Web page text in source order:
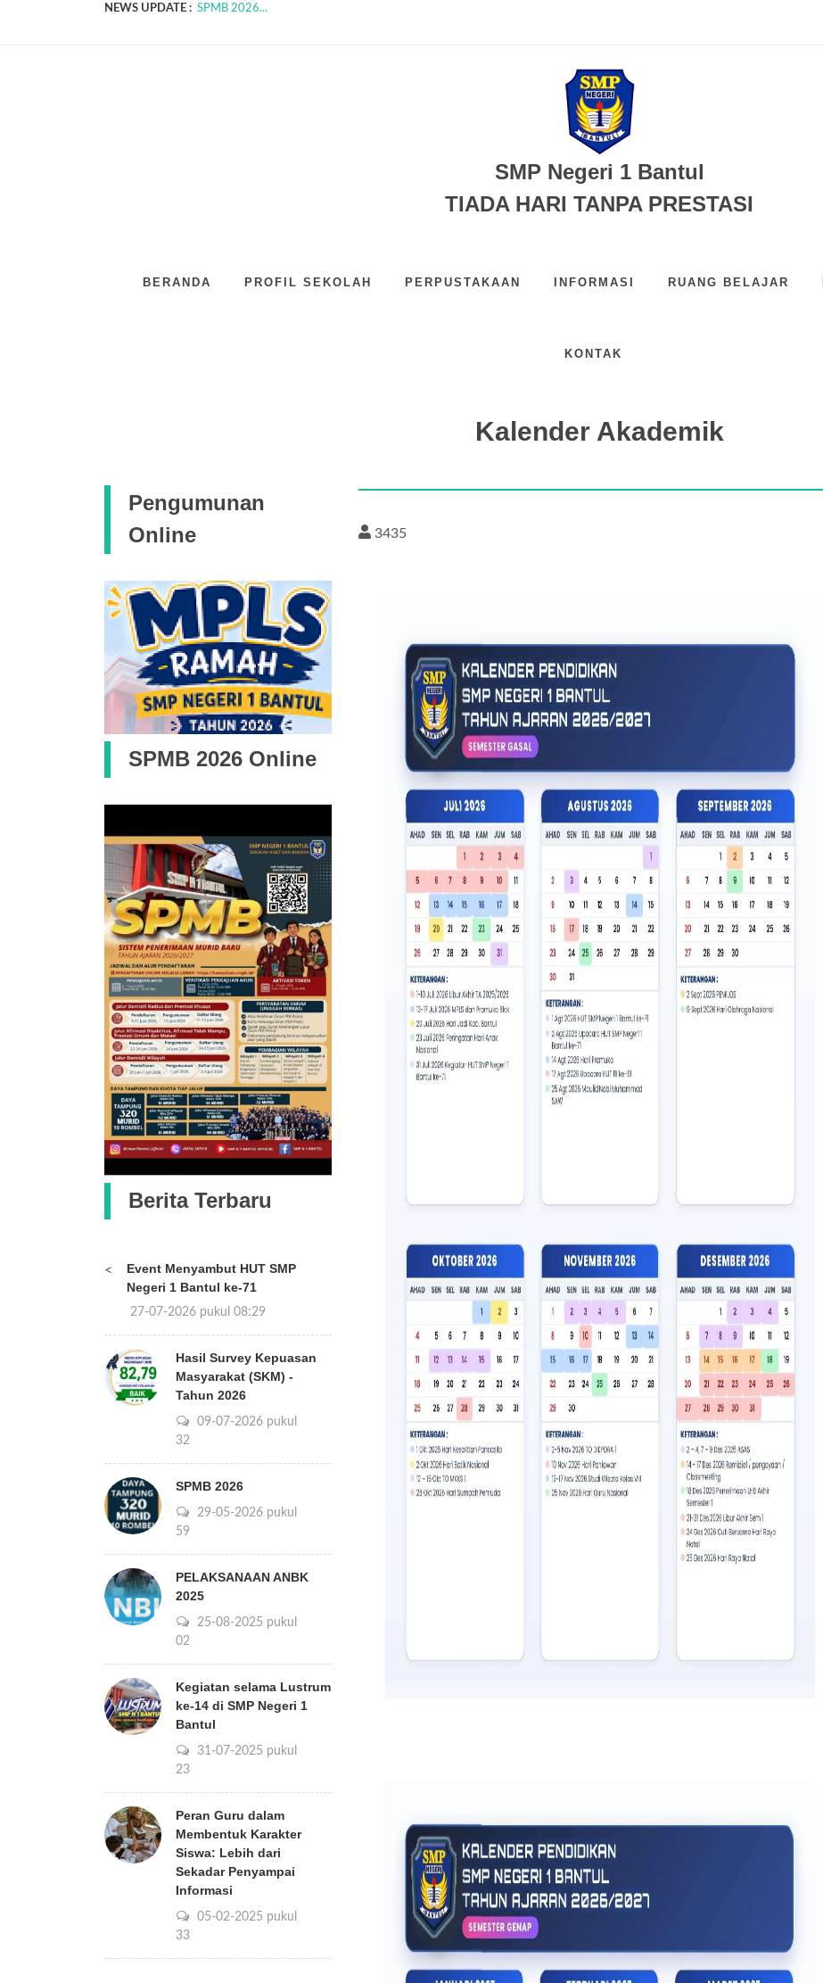
NEWS UPDATE : SPMB 2026...
SMP Negeri 1 Bantul
TIADA HARI TANPA PRESTASI
BERANDA PROFIL SEKOLAH PERPUSTAKAAN INFORMASI RUANG BELAJAR
KONTAK
Kalender Akademik
Pengumunan
Online
SPMB 2026 Online
Berita Terbaru
<
Event Menyambut HUT SMP
Negeri 1 Bantul ke-71
27-07-2026 pukul 08:29
Hasil Survey Kepuasan
Masyarakat (SKM) -
Tahun 2026
09-07-2026 pukul
14:32
SPMB 2026
29-05-2026 pukul
12:59
PELAKSANAAN ANBK
2025
25-08-2025 pukul
08:02
Kegiatan selama Lustrum
ke-14 di SMP Negeri 1
Bantul
31-07-2025 pukul
14:23
Peran Guru dalam
Membentuk Karakter
Siswa: Lebih dari
Sekadar Penyampai
Informasi
05-02-2025 pukul
10:33
3435